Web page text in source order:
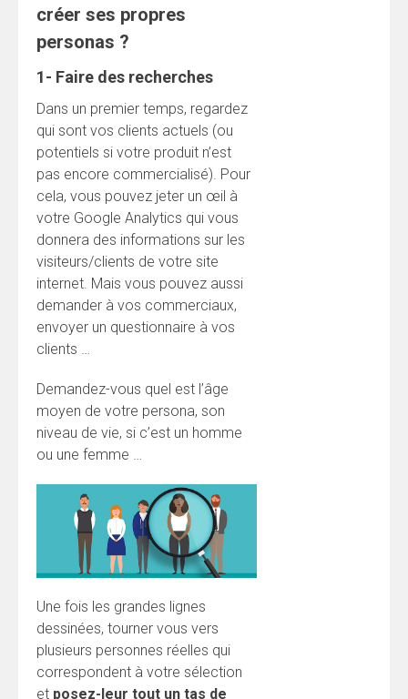
créer ses propres
personas ?
1- Faire des recherches
Dans un premier temps, regardez
qui sont vos clients actuels (ou
potentiels si votre produit n’est
pas encore commercialisé). Pour
cela, vous pouvez jeter un œil à
votre Google Analytics qui vous
donnera des informations sur les
visiteurs/clients de votre site
internet. Mais vous pouvez aussi
demander à vos commerciaux,
envoyer un questionnaire à vos
clients …
Demandez-vous quel est l’âge
moyen de votre persona, son
niveau de vie, si c’est un homme
ou une femme …
Une fois les grandes lignes
dessinées, tourner vous vers
plusieurs personnes réelles qui
correspondent à votre sélection
et posez-leur tout un tas de